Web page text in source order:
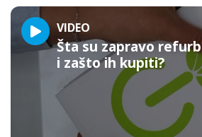
VIDEO
Šta su zapravo
i zašto ih kupiti?